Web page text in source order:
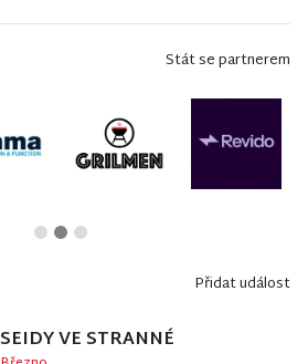
Stát se partnerem
Přidat událost
VE STRANNÉ